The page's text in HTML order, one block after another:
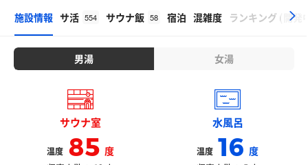
施設情報 サ活 554 サウナ飯 58 宿泊 混雑度 ランキング ( 開発
男湯 女湯
サウナ室
温度 85度
水風呂
温度 16度